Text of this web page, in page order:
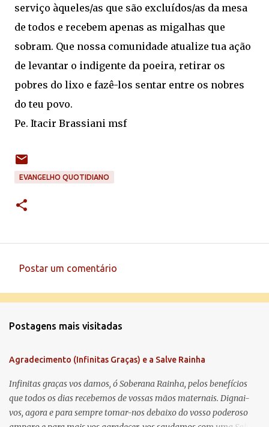
serviço àqueles/as que são excluídos/as da mesa
de todos e recebem apenas as migalhas que
sobram. Que nossa comunidade atualize tua ação
de levantar o indigente da poeira, retirar os
pobres do lixo e fazê-los sentar entre os nobres
do teu povo.
Pe. Itacir Brassiani msf
EVANGELHO QUOTIDIANO
e
t
á
r
i
Postar um comentário
Postagens mais visitadas
Agradecimento (Infinitas Graças) e a Salve Rainha
Infinitas graças vos damos, ó Soberana Rainha, pelos benefícios
que todos os dias recebemos de vossas mãos maternais. Dignai-
vos, agora e para sempre tomar-nos debaixo do vosso poderoso